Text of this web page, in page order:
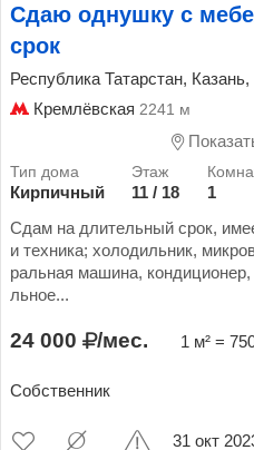
Сдаю однушку с
срок
Республика Татарстан,
Кремлёвская 2241 м
Кирпичный 11 / 18 1
Сдам на длительный срок,
и техника; холодильник,
ральная машина, кондиционер,
льное...
24 000 /мес. 1 м² =
Собственник
31 окт